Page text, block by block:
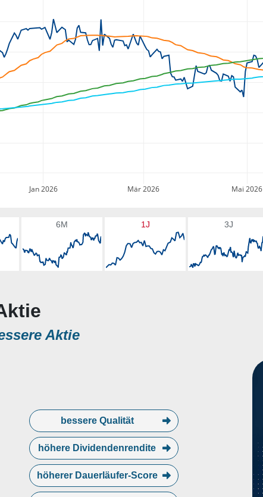
Jan 2026 Mär 2026 Mai 2026
6M 1J 3J
Aktie
bessere Qualität
höhere Dividendenrendite
höherer Dauerläufer-Score